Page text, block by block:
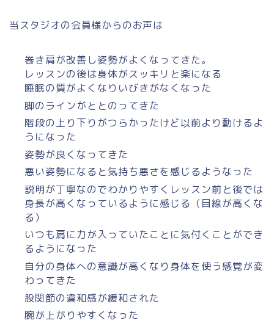
当スタジオの会員様からのお声は
巻き肩が改善し姿勢がよくなってきた。
レッスンの後は身体がスッキリと楽になる
睡眠の質がよくなりいびきがなくなった
脚のラインがととのってきた
階段の上り下りがつらかったけど以前より動けるよ
うになった
姿勢が良くなってきた
悪い姿勢になると気持ち悪さを感じるようなった
説明が丁寧なのでわかりやすくレッスン前と後では
身長が高くなっているように感じる（目線が高くな
る）
いつも肩に力が入っていたことに気付くことができ
るようになった
自分の身体への意識が高くなり身体を使う感覚が変
わってきた
股関節の違和感が緩和された
腕が上がりやすくなった